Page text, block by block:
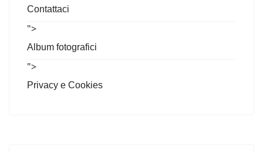
Contattaci
">
Album fotografici
">
Privacy e Cookies